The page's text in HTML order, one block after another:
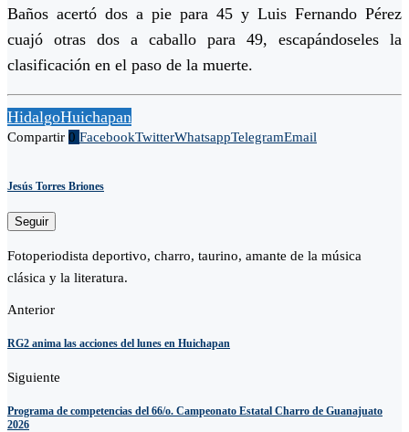
Baños acertó dos a pie para 45 y Luis Fernando Pérez
cuajó otras dos a caballo para 49, escapándoseles la
clasificación en el paso de la muerte.
HidalgoHuichapan
Compartir 0 FacebookTwitterWhatsappTelegramEmail
Jesús Torres Briones
Seguir
Fotoperiodista deportivo, charro, taurino, amante de la música
clásica y la literatura.
Anterior
RG2 anima las acciones del lunes en Huichapan
Siguiente
Programa de competencias del 66/o. Campeonato Estatal Charro de Guanajuato
2026